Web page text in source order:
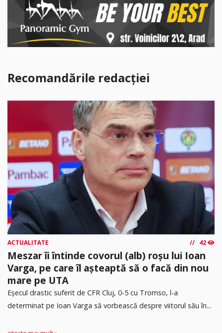
Recomandările redacției
ACTUALITATE 42
Meszar îi întinde covorul (alb) roșu lui Ioan
Varga, pe care îl așteaptă să o facă din nou
mare pe UTA
Eșecul drastic suferit de CFR Cluj, 0-5 cu Tromso, l-a
determinat pe Ioan Varga să vorbească despre viitorul său în...